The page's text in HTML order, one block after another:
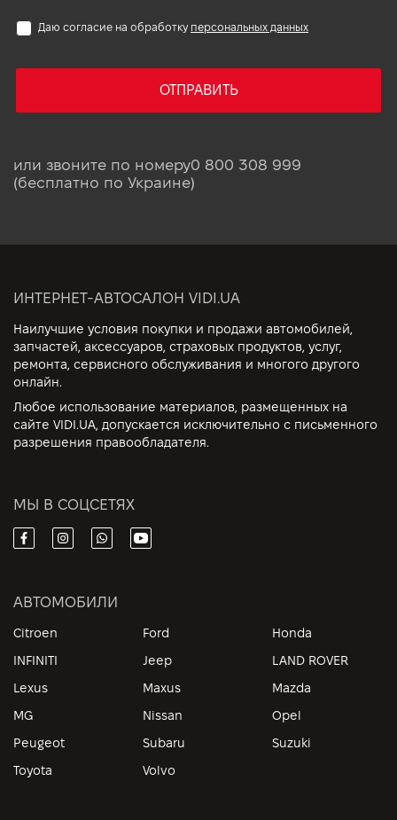
Даю согласие на обработку персональных данных
ОТПРАВИТЬ
или звоните по номеру0 800 308 999
(бесплатно по Украине)
ИНТЕРНЕТ-АВТОСАЛОН VIDI.UA
Наилучшие условия покупки и продажи автомобилей,
запчастей, аксессуаров, страховых продуктов, услуг,
ремонта, сервисного обслуживания и многого другого
онлайн.
Любое использование материалов, размещенных на
сайте VIDI.UA, допускается исключительно с письменного
разрешения правообладателя.
МЫ В СОЦСЕТЯХ
АВТОМОБИЛИ
Citroen Ford
Honda
INFINITI
Jeep
LAND ROVER
Lexus
Maxus
Mazda
MG
Nissan
Opel
Peugeot
Subaru
Suzuki
Toyota
Volvo